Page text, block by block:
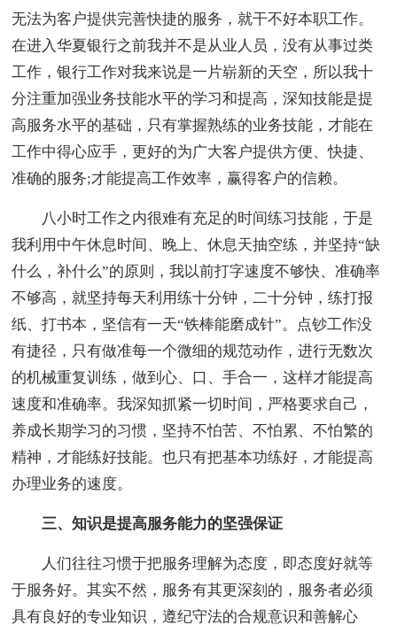
无法为客户提供完善快捷的服务，就干不好本职工作。
在进入华夏银行之前我并不是从业人员，没有从事过类
工作，银行工作对我来说是一片崭新的天空，所以我十
分注重加强业务技能水平的学习和提高，深知技能是提
高服务水平的基础，只有掌握熟练的业务技能，才能在
工作中得心应手，更好的为广大客户提供方便、快捷、
准确的服务;才能提高工作效率，赢得客户的信赖。
八小时工作之内很难有充足的时间练习技能，于是
我利用中午休息时间、晚上、休息天抽空练，并坚持“缺
什么，补什么”的原则，我以前打字速度不够快、准确率
不够高，就坚持每天利用练十分钟，二十分钟，练打报
纸、打书本，坚信有一天“铁棒能磨成针”。点钞工作没
有捷径，只有做准每一个微细的规范动作，进行无数次
的机械重复训练，做到心、口、手合一，这样才能提高
速度和准确率。我深知抓紧一切时间，严格要求自己，
养成长期学习的习惯，坚持不怕苦、不怕累、不怕繁的
精神，才能练好技能。也只有把基本功练好，才能提高
办理业务的速度。
三、知识是提高服务能力的坚强保证
人们往往习惯于把服务理解为态度，即态度好就等
于服务好。其实不然，服务有其更深刻的，服务者必须
具有良好的专业知识，遵纪守法的合规意识和善解心